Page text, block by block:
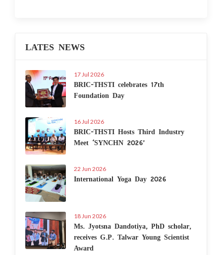
LATES NEWS
17 Jul 2026
BRIC-THSTI celebrates 17th
Foundation Day
16 Jul 2026
BRIC-THSTI Hosts Third Industry
Meet ‘SYNCHN 2026’
22 Jun 2026
International Yoga Day 2026
18 Jun 2026
Ms. Jyotsna Dandotiya, PhD scholar,
receives G.P. Talwar Young Scientist
Award